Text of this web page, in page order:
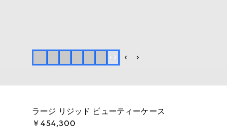
+ 2
ラージ リジッド ビューティーケース
￥454,300